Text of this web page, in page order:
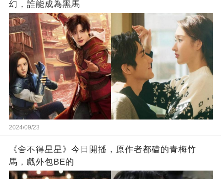
幻，誰能成為黑馬
2024/09/23
《舍不得星星》今日開播，原作者都磕的青梅竹
馬，戲外包BE的